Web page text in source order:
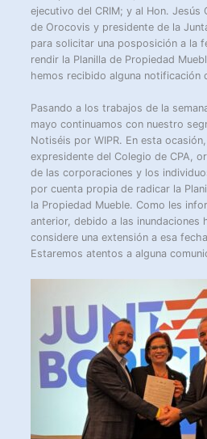
ejecutivo del CRIM; y al Hon. Jesús
de Orocovis y presidente de la
para solicitar una posposición a la
rendir la Planilla de Propiedad
hemos recibido alguna notificación
Pasando a los trabajos de la
mayo continuamos con nuestro
Notiséis por WIPR. En esta
expresidente del Colegio de CPA,
de las corporaciones y los
por cuenta propia de radicar la
la Propiedad Mueble. Como les
anterior, debido a las inundaciones
considere una extensión a esa
Estaremos atentos a alguna